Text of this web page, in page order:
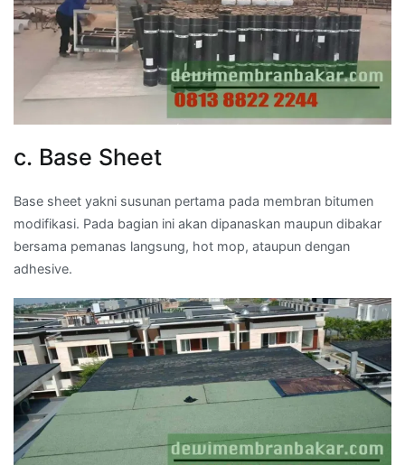
c. Base Sheet
Base sheet yakni susunan pertama pada membran bitumen
modifikasi. Pada bagian ini akan dipanaskan maupun dibakar
bersama pemanas langsung, hot mop, ataupun dengan
adhesive.